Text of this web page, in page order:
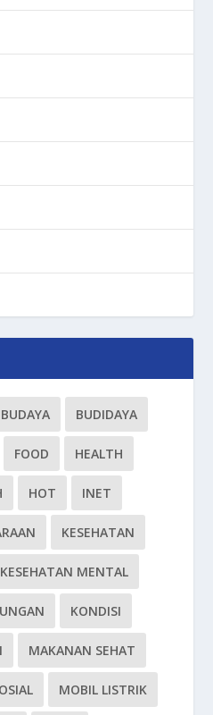
BUDAYA BUDIDAYA
FOOD HEALTH
HOT INET
KESEHATAN
KESEHATAN MENTAL
KONDISI
MAKANAN SEHAT
MOBIL LISTRIK